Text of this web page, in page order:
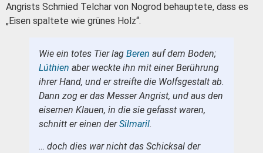
Angrists Schmied Telchar von Nogrod behauptete, dass es
„Eisen spaltete wie grünes Holz“.
Wie ein totes Tier lag Beren auf dem Boden;
Lúthien aber weckte ihn mit einer Berührung
ihrer Hand, und er streifte die Wolfsgestalt ab.
Dann zog er das Messer Angrist, und aus den
eisernen Klauen, in die sie gefasst waren,
schnitt er einen derSilmaril.
… doch dies war nicht das Schicksal der